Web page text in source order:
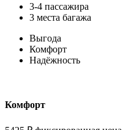
3-4 пассажира
3 места багажа
Выгода
Комфорт
Надёжность
Комфорт